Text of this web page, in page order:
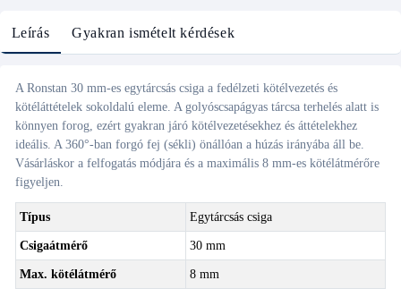
Leírás Gyakran ismételt kérdések
A Ronstan 30 mm-es egytárcsás csiga a fedélzeti kötélvezetés és
kötéláttételek sokoldalú eleme. A golyóscsapágyas tárcsa terhelés alatt is
könnyen forog, ezért gyakran járó kötélvezetésekhez és áttételekhez
ideális. A 360°-ban forgó fej (sékli) önállóan a húzás irányába áll be.
Vásárláskor a felfogatás módjára és a maximális 8 mm-es kötélátmérőre
figyeljen.
Típus Egytárcsás csiga
Csigaátmérő 30 mm
Max. kötélátmérő 8 mm